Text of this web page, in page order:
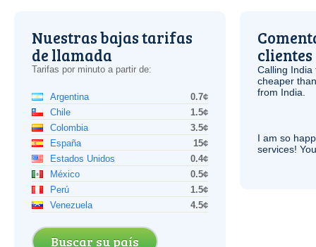
Nuestras bajas tarifas
de llamada
Tarifas por minuto a partir de:
Argentina
0.7¢
Chile
1.5¢
Colombia
3.5¢
España
15¢
Estados Unidos
0.4¢
México
0.5¢
Perú
1.5¢
Venezuela
4.5¢
Buscar su país
clientes
Calling
cheaper
from India.
I am so
services!